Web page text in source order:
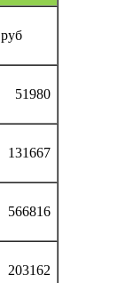
руб
51980
131667
566816
203162